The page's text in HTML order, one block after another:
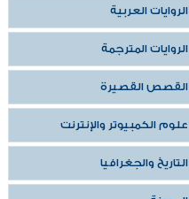
الروايات العربية
الروايات المترجمة
القصص القصيرة
علوم الكمبيوتر والإنترنت
التاريخ والجغرافيا